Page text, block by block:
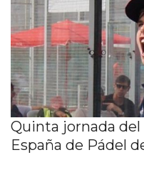
Quinta jornada
España de Pádel